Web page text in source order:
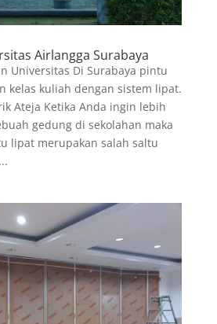
Airlangga Surabaya
Universitas Di Surabaya pintu
kelas kuliah dengan sistem lipat.
Ateja Ketika Anda ingin lebih
gedung di sekolahan maka
lipat merupakan salah saltu